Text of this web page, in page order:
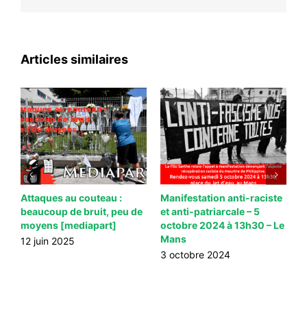
Articles similaires
Attaques au couteau :
beaucoup de bruit, peu de
moyens [mediapart]
12 juin 2025
Manifestation anti-raciste
et anti-patriarcale – 5
octobre 2024 à 13h30 – Le
Mans
3 octobre 2024